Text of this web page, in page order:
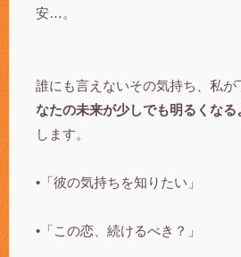
安…。
誰にも言えないその気持ち、私が
なたの未来が少しでも明るくな
します。
•「彼の気持ちを知りたい」
•「この恋、続けるべき？」